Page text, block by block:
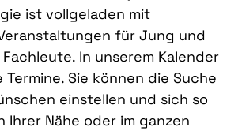
ist vollgeladen mit
für Jung und
In unserem Kalender
Termine. Sie können die Suche
einstellen und sich so
Ihrer Nähe oder im ganzen